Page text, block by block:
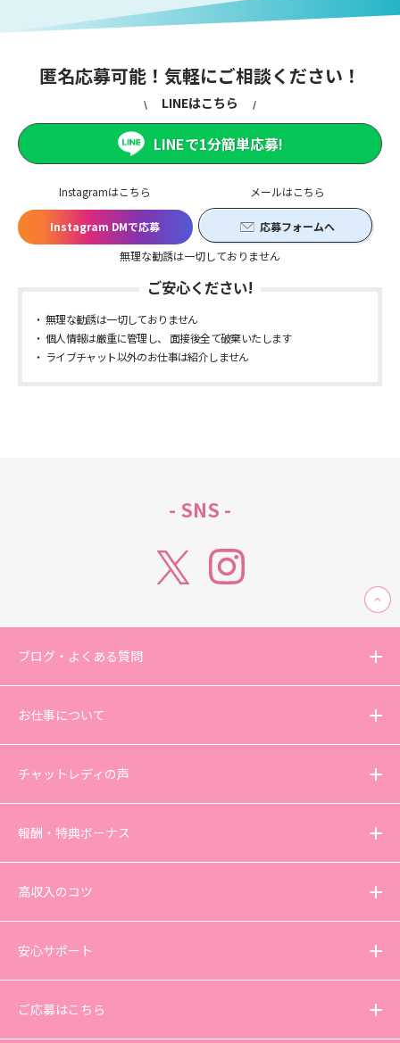
匿名応募可能！気軽にご相談ください！
Instagramはこちら
Instagram DMで応募
メールはこちら
応募フォームへ
無理な勧誘は一切しておりません
LINEはこちら
LINEで1分簡単応募!
ご安心ください!
無理な勧誘は一切しておりません
個人情報は厳重に管理し、 面接後全て破棄いたします
ライブチャット以外のお仕事は紹介しません
- SNS -
ブログ・よくある質問
お仕事について
チャットレディの声
報酬・特典ボーナス
高収入のコツ
安心サポート
ご応募はこちら